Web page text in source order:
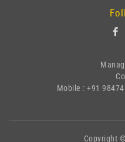
Mobile : +91
Copyright